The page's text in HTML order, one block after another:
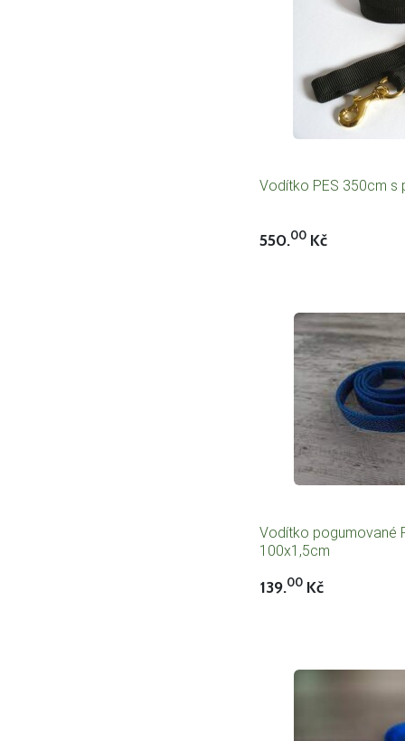
Vodítko PES 350cm s
550.00 Kč
Vodítko pogumované
100x1,5cm
139.00 Kč